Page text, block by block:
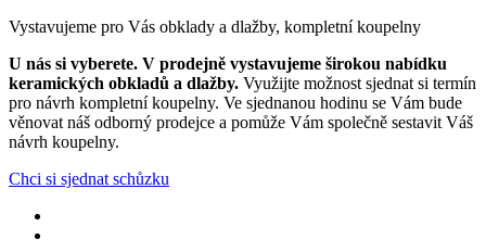
Vystavujeme pro Vás obklady a dlažby, kompletní koupelny
U nás si vyberete. V prodejně vystavujeme širokou nabídku
keramických obkladů a dlažby. Využijte možnost sjednat si termín
pro návrh kompletní koupelny. Ve sjednanou hodinu se Vám bude
věnovat náš odborný prodejce a pomůže Vám společně sestavit Váš
návrh koupelny.
Chci si sjednat schůzku